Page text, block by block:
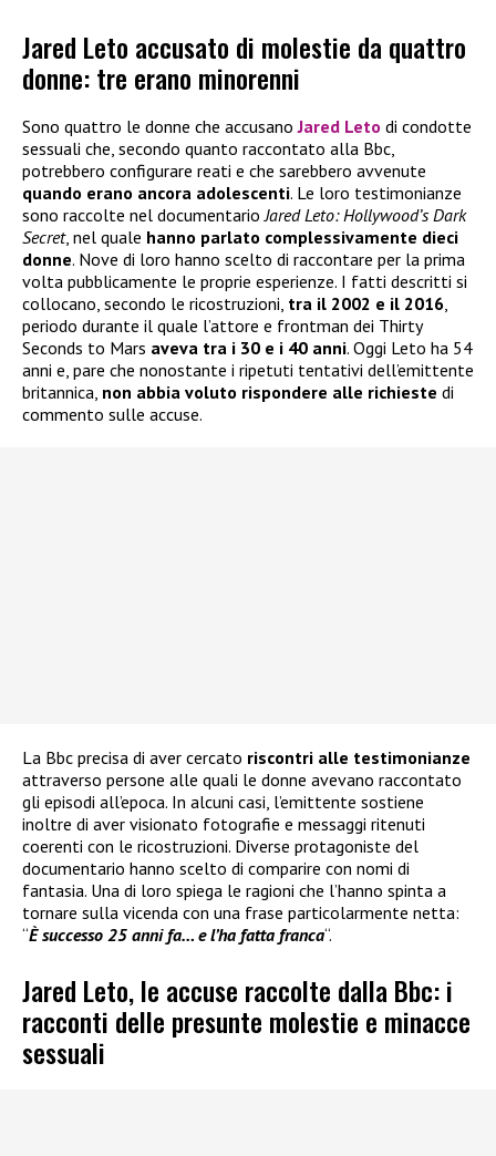
Jared Leto accusato di molestie da quattro
donne: tre erano minorenni
Sono quattro le donne che accusanoJared Leto di condotte
sessuali che, secondo quanto raccontato alla Bbc,
potrebbero configurare reati e che sarebbero avvenute
quando erano ancora adolescenti. Le loro testimonianze
sono raccolte nel documentario Jared Leto: Hollywood’s Dark
Secret, nel quale hanno parlato complessivamente dieci
donne. Nove di loro hanno scelto di raccontare per la prima
volta pubblicamente le proprie esperienze. I fatti descritti si
collocano, secondo le ricostruzioni, tra il 2002 e il 2016
periodo durante il quale l’attore e frontman dei Thirty
Seconds to Mars aveva tra i 30 e i 40 anni. Oggi Leto ha 54
anni e, pare che nonostante i ripetuti tentativi dell’emittente
britannica, non abbia voluto rispondere alle richieste di
commento sulle accuse.
La Bbc precisa di aver cercato riscontri alle testimonianze
attraverso persone alle quali le donne avevano raccontato
gli episodi all’epoca. In alcuni casi, l’emittente sostiene
inoltre di aver visionato fotografie e messaggi ritenuti
coerenti con le ricostruzioni. Diverse protagoniste del
documentario hanno scelto di comparire con nomi di
fantasia. Una di loro spiega le ragioni che l’hanno spinta a
tornare sulla vicenda con una frase particolarmente netta:
“È successo 25 anni fa… e l’ha fatta franca“.
Jared Leto, le accuse raccolte dalla Bbc: i
racconti delle presunte molestie e minacce
sessuali